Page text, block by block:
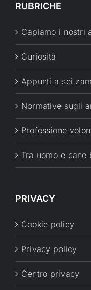
RUBRICHE
Capiamo i nostri
Curiosità
Appunti a sei
Normative sugli
Professione
Tra uomo e cane
PRIVACY
Cookie policy
Privacy policy
Centro privacy